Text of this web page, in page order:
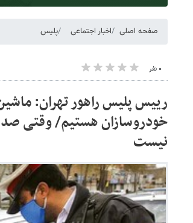
صفحه اصلی اخبار اجتماعی پلیس
۰ نفر
رییس پلیس راهور تهران:
خودروسازان هستیم/ وقتی
نیست